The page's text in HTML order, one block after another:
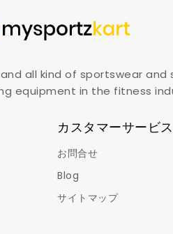
all kind of sportswear
equipment in the fitness
カスタマーサービス
お問合せ
Blog
サイトマップ